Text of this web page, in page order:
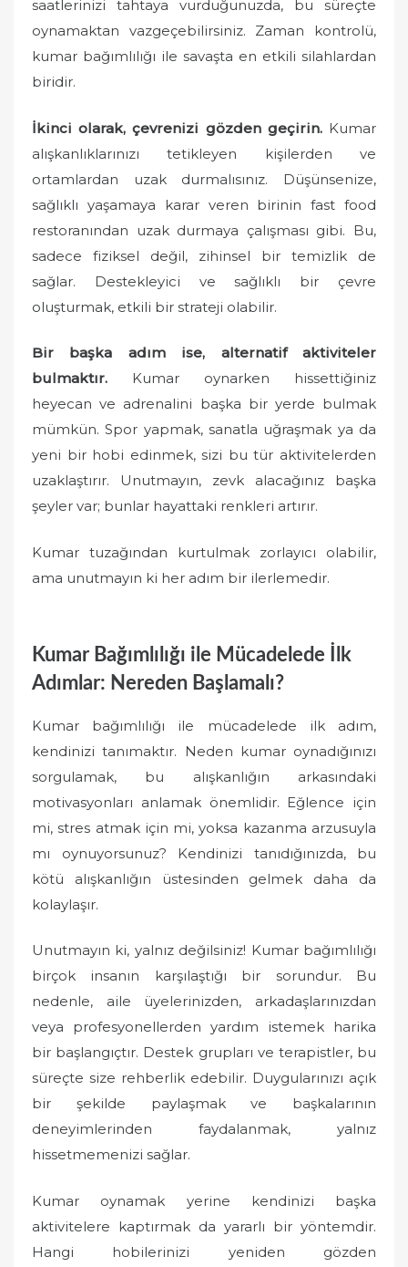
saatlerinizi tahtaya vurduğunuzda, bu süreçte
oynamaktan vazgeçebilirsiniz. Zaman kontrolü,
kumar bağımlılığı ile savaşta en etkili silahlardan
biridir.
İkinci olarak, çevrenizi gözden geçirin.Kumar
alışkanlıklarınızı tetikleyen kişilerden ve
ortamlardan uzak durmalısınız. Düşünsenize,
sağlıklı yaşamaya karar veren birinin fast food
restoranından uzak durmaya çalışması gibi. Bu,
sadece fiziksel değil, zihinsel bir temizlik de
sağlar. Destekleyici ve sağlıklı bir çevre
oluşturmak, etkili bir strateji olabilir.
Bir başka adım ise, alternatif aktiviteler
bulmaktır. Kumar oynarken hissettiğiniz
heyecan ve adrenalini başka bir yerde bulmak
mümkün. Spor yapmak, sanatla uğraşmak ya da
yeni bir hobi edinmek, sizi bu tür aktivitelerden
uzaklaştırır. Unutmayın, zevk alacağınız başka
şeyler var; bunlar hayattaki renkleri artırır.
Kumar tuzağından kurtulmak zorlayıcı olabilir,
ama unutmayın ki her adım bir ilerlemedir.
Kumar Bağımlılığı ile Mücadelede İlk
Adımlar: Nereden Başlamalı?
Kumar bağımlılığı ile mücadelede ilk adım,
kendinizi tanımaktır. Neden kumar oynadığınızı
sorgulamak, bu alışkanlığın arkasındaki
motivasyonları anlamak önemlidir. Eğlence için
mi, stres atmak için mi, yoksa kazanma arzusuyla
mı oynuyorsunuz? Kendinizi tanıdığınızda, bu
kötü alışkanlığın üstesinden gelmek daha da
kolaylaşır.
Unutmayın ki, yalnız değilsiniz! Kumar bağımlılığı
birçok insanın karşılaştığı bir sorundur. Bu
nedenle, aile üyelerinizden, arkadaşlarınızdan
veya profesyonellerden yardım istemek harika
bir başlangıçtır. Destek grupları ve terapistler, bu
süreçte size rehberlik edebilir. Duygularınızı açık
bir şekilde paylaşmak ve başkalarının
deneyimlerinden faydalanmak, yalnız
hissetmemenizi sağlar.
Kumar oynamak yerine kendinizi başka
aktivitelere kaptırmak da yararlı bir yöntemdir.
Hangi hobilerinizi yeniden gözden